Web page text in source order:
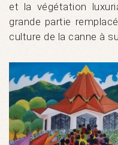
et la végétation
grande partie
culture de la canne à